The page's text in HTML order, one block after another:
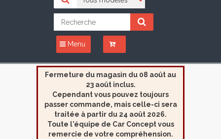
Menu
Fermeture du magasin du 08 août au
23 août inclus.
Cependant vous pouvez toujours
passer commande, mais celle-ci sera
traitée à partir du 24 août 2026.
Toute l'équipe de Car Concept vous
remercie de votre compréhension.